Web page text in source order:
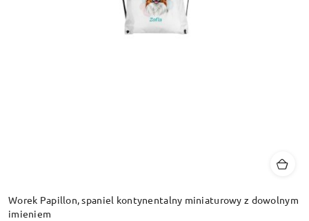
Worek Papillon, spaniel kontynentalny miniaturowy z dowolnym
imieniem